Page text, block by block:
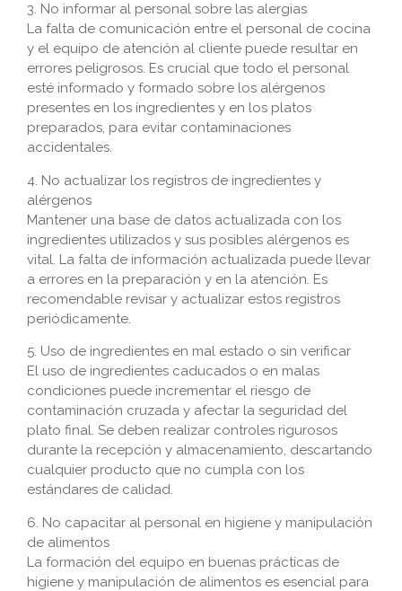
3. No informar al personal sobre las alergias
La falta de comunicación entre el personal de cocina
y el equipo de atención al cliente puede resultar en
errores peligrosos. Es crucial que todo el personal
esté informado y formado sobre los alérgenos
presentes en los ingredientes y en los platos
preparados, para evitar contaminaciones
accidentales.
4. No actualizar los registros de ingredientes y
alérgenos
Mantener una base de datos actualizada con los
ingredientes utilizados y sus posibles alérgenos es
vital. La falta de información actualizada puede llevar
a errores en la preparación y en la atención. Es
recomendable revisar y actualizar estos registros
periódicamente.
5. Uso de ingredientes en mal estado o sin verificar
El uso de ingredientes caducados o en malas
condiciones puede incrementar el riesgo de
contaminación cruzada y afectar la seguridad del
plato final. Se deben realizar controles rigurosos
durante la recepción y almacenamiento, descartando
cualquier producto que no cumpla con los
estándares de calidad.
6. No capacitar al personal en higiene y manipulación
de alimentos
La formación del equipo en buenas prácticas de
higiene y manipulación de alimentos es esencial para